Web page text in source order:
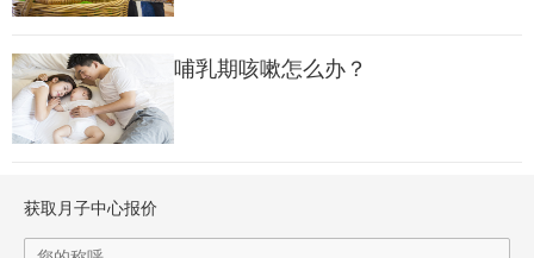
哺乳期咳嗽怎么办？
获取月子中心报价